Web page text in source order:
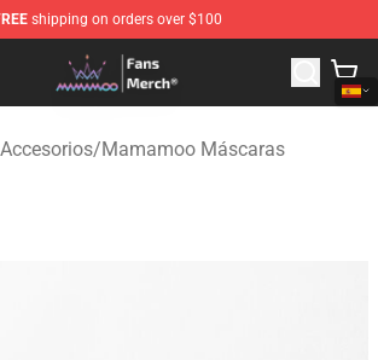
shipping on orders over $100
- Official Mamamoo Merchandise Shop
/Mamamoo Máscaras